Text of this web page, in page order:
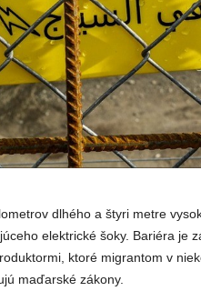
dlhého a štyri metre
elektrické šoky. Bariéra je
ktoré migrantom v
maďarské zákony.